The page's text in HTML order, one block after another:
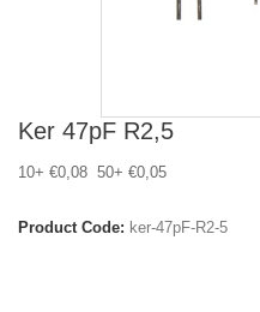
Ker 47pF R2,5
10+ €0,08 50+ €0,05
Product Code: ker-47pF-R2-5